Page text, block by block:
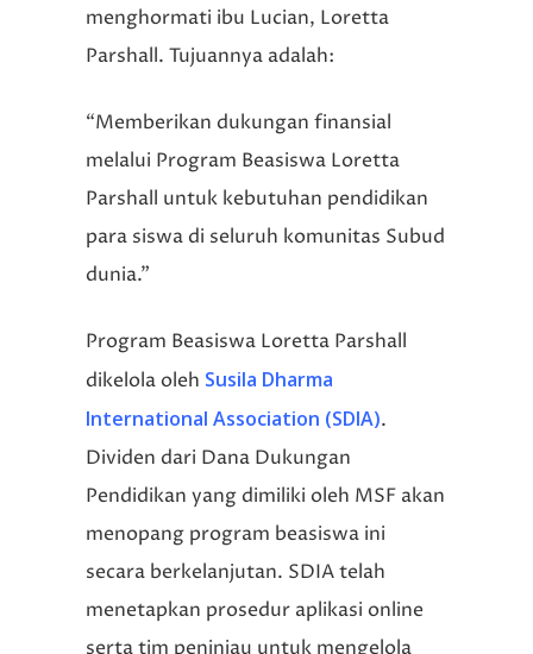
menghormati ibu Lucian, Loretta
Parshall. Tujuannya adalah:
“Memberikan dukungan finansial
melalui Program Beasiswa Loretta
Parshall untuk kebutuhan pendidikan
para siswa di seluruh komunitas Subud
dunia.”
Program Beasiswa Loretta Parshall
dikelola oleh Susila Dharma
International Association (SDIA).
Dividen dari Dana Dukungan
Pendidikan yang dimiliki oleh MSF akan
menopang program beasiswa ini
secara berkelanjutan. SDIA telah
menetapkan prosedur aplikasi online
serta tim peninjau untuk mengelola